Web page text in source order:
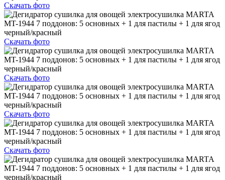
Скачать фото
Скачать фото
Скачать фото
Скачать фото
Скачать фото